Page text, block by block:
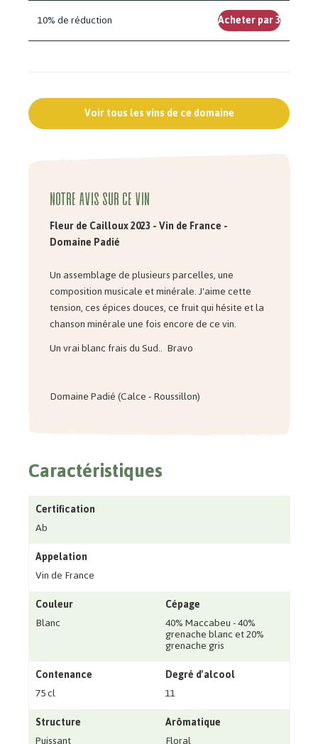
10% de réduction Acheter par 3
Voir tous les vins de ce domaine
Notre avis sur ce vin
Fleur de Cailloux 2023 - Vin de France -
Domaine Padié
Un assemblage de plusieurs parcelles, une
composition musicale et minérale. J'aime cette
tension, ces épices douces, ce fruit qui hésite et la
chanson minérale une fois encore de ce vin.
Un vrai blanc frais du Sud.. Bravo
Domaine Padié (Calce - Roussillon)
Caractéristiques
Certification
Ab
Appelation
Vin de France
Couleur
Blanc
Cépage
40% Maccabeu - 40%
grenache blanc et 20%
grenache gris
Contenance
75 cl
Degré d'alcool
11
Structure
Arômatique